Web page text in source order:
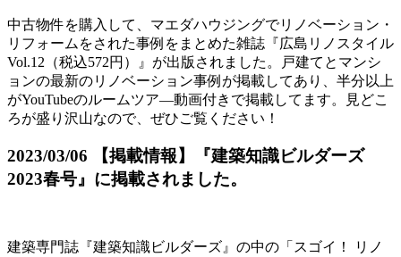
中古物件を購入して、マエダハウジングでリノベーション・
リフォームをされた事例をまとめた雑誌『広島リノスタイル
Vol.12（税込572円）』が出版されました。戸建てとマンシ
ョンの最新のリノベーション事例が掲載してあり、半分以上
がYouTubeのルームツア―動画付きで掲載してます。見どこ
ろが盛り沢山なので、ぜひご覧ください！
2023/03/06 【掲載情報】『建築知識ビルダーズ
2023春号』に掲載されました。
建築専門誌『建築知識ビルダーズ』の中の「スゴイ！ リノ